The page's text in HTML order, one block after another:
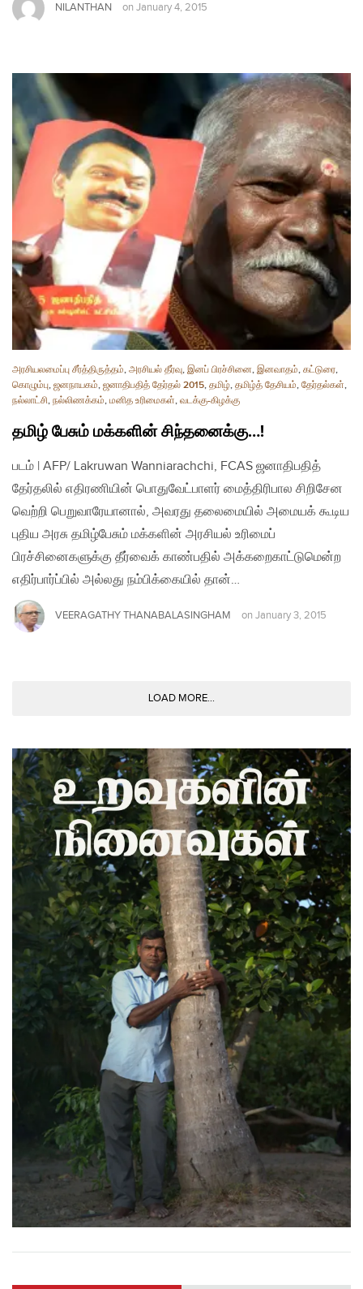
NILANTHAN on January 4, 2015
அரசியலமைப்பு சீர்த்திருத்தம், அரசியல் தீர்வு, இனப் பிரச்சினை, இனவாதம், கட்டுரை,
கொழும்பு, ஜனநாயகம், ஜனாதிபதித் தேர்தல் 2015, தமிழ், தமிழ்த் தேசியம், தேர்தல்கள்,
நல்லாட்சி, நல்லிணக்கம், மனித உரிமைகள், வடக்கு-கிழக்கு
தமிழ் பேசும் மக்களின் சிந்தனைக்கு…!​
படம் | AFP/ Lakruwan Wanniarachchi, FCAS ஜனாதிபதித்
தேர்தலில் எதிரணியின் பொதுவேட்பாளர் மைத்திரிபால சிறிசேன
வெற்றி பெறுவாரேயானால், அவரது தலைமையில் அமையக் கூடிய
புதிய அரசு தமிழ்பேசும் மக்களின் அரசியல் உரிமைப்
பிரச்சினைகளுக்கு தீர்வைக் காண்பதில் அக்கறைகாட்டுமென்ற
எதிர்பார்ப்பில் அல்லது நம்பிக்கையில் தான்…
VEERAGATHY THANABALASINGHAM on January 3, 2015
LOAD MORE...